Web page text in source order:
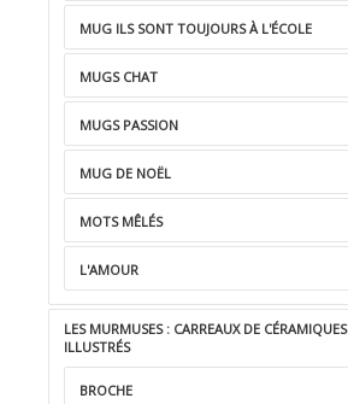
MUG ILS SONT TOUJOURS À L'ÉCOLE
MUGS CHAT
MUGS PASSION
MUG DE NOËL
MOTS MÊLÉS
L'AMOUR
LES MURMUSES : CARREAUX DE CÉRAMIQUES
ILLUSTRÉS
BROCHE